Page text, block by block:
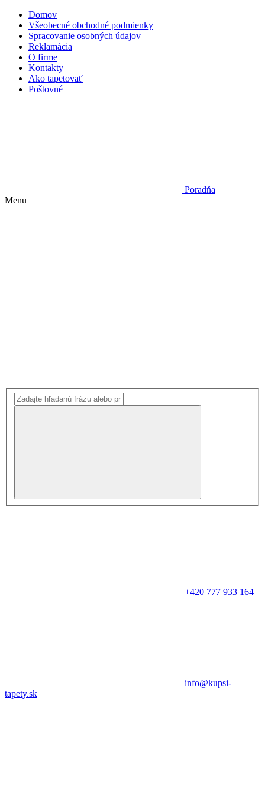
Domov
Všeobecné obchodné podmienky
Spracovanie osobných údajov
Reklamácia
O firme
Kontakty
Ako tapetovať
Poštovné
Poradňa
Menu
+420 777 933 164
info@kupsi-
tapety.sk